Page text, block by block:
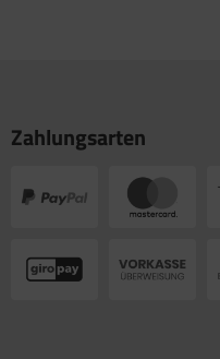
Zahlungsarten